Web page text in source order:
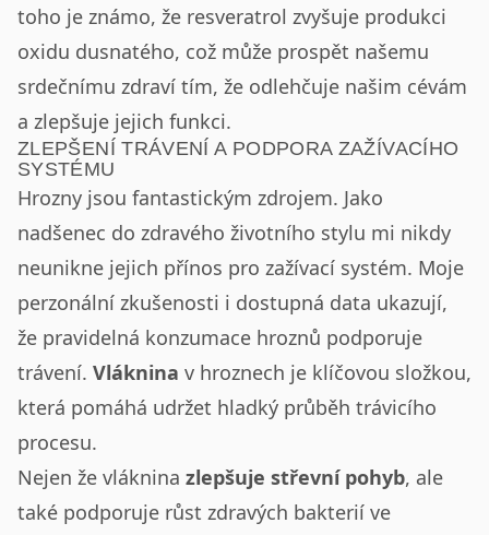
toho je známo, že resveratrol zvyšuje produkci
oxidu dusnatého, což může prospět našemu
srdečnímu zdraví tím, že odlehčuje našim cévám
a zlepšuje jejich funkci.
ZLEPŠENÍ TRÁVENÍ A PODPORA ZAŽÍVACÍHO
SYSTÉMU
Hrozny jsou fantastickým zdrojem. Jako
nadšenec do zdravého životního stylu mi nikdy
neunikne jejich přínos pro zažívací systém. Moje
perzonální zkušenosti i dostupná data ukazují,
že pravidelná konzumace hroznů podporuje
trávení. Vláknina v hroznech je klíčovou složkou,
která pomáhá udržet hladký průběh trávicího
procesu.
Nejen že vláknina zlepšuje střevní pohyb, ale
také podporuje růst zdravých bakterií ve